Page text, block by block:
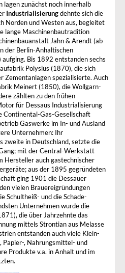
lagen zunächst noch innerhalb
Industrialisierung dehnte sich die
Norden und Westen aus, begleitet
lange Maschinenbautradition
Jahn & Arendt (ab
der Berlin-Anhaltischen
Bis 1892 entstanden sechs
Polysius (1870), die sich
Zementanlagen spezialisierte. Auch
Meinert (1850), die Wollgarn-
zählten zu den frühen
für Dessaus Industrialisierung
Continental-Gas-Gesellschaft
Gaswerke im In- und Ausland
Unternehmen: Ihr
zweite in Deutschland, setzte die
mit der Central-Werkstatt
Hersteller auch gastechnischer
aus der 1895 gegründeten
ging 1901 die Dessauer
vielen Brauereigründungen
Schultheiß- und die Schade-
Unternehmen wurde die
die über Jahrzehnte das
mittels Strontian aus Melasse
entstanden auch viele Klein-
, Nahrungsmittel- und
Produkte v.a. in Anhalt und im